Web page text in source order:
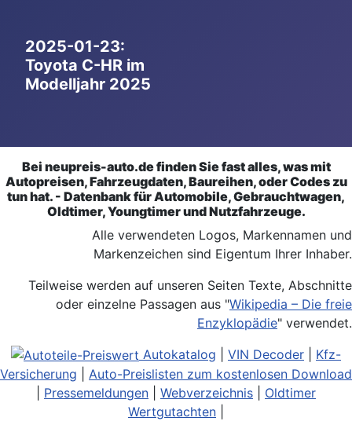
2025-01-23:
Toyota C-HR im
Modelljahr 2025
Bei neupreis-auto.de finden Sie fast alles, was mit
Autopreisen, Fahrzeugdaten, Baureihen, oder Codes zu
tun hat. - Datenbank für Automobile, Gebrauchtwagen,
Oldtimer, Youngtimer und Nutzfahrzeuge.
Alle verwendeten Logos, Markennamen und
Markenzeichen sind Eigentum Ihrer Inhaber.
Teilweise werden auf unseren Seiten Texte, Abschnitte
oder einzelne Passagen aus "Wikipedia – Die freie
Enzyklopädie" verwendet.
Autokatalog
VIN Decoder
Kfz-
Versicherung
Auto-Preislisten zum kostenlosen Download
Pressemeldungen Webverzeichnis
Oldtimer
Wertgutachten